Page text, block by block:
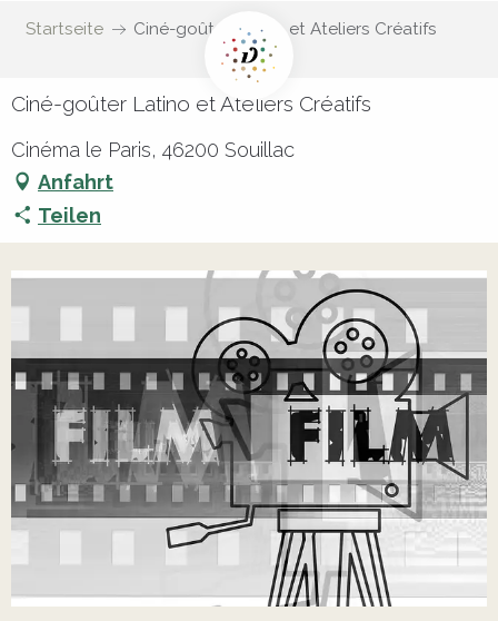
Startseite Ciné-goûter Latino et Ateliers Créatifs
Ciné-goûter Latino et Ateliers Créatifs
Cinéma le Paris, 46200 Souillac
Anfahrt
Teilen